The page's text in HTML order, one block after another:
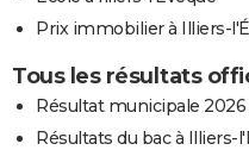
Prix immobilier à Illiers-
Tous les résultats
Résultat municipale 2026
Résultats du bac à Illiers-